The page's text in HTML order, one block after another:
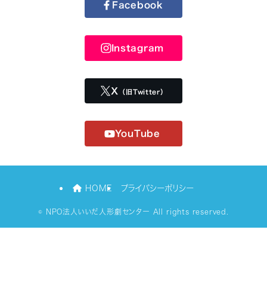
Facebook
Instagram
X （旧Twitter）
YouTube
HOME プライバシーポリシー
© NPO法人いいだ人形劇センター All rights reserved.